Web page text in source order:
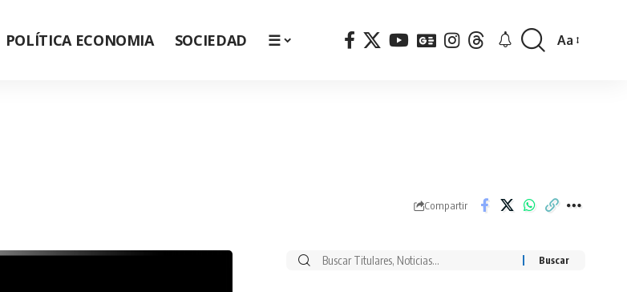
POLÍTICA ECONOMIA SOCIEDAD ☰
Font
Aa
Compartir
Buscar